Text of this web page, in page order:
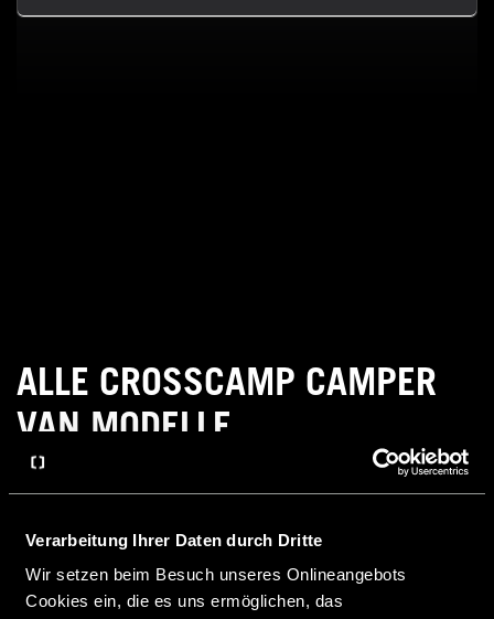
Verarbeitung Ihrer Daten durch Dritte
Wir setzen beim Besuch unseres Onlineangebots
Cookies ein, die es uns ermöglichen, das
ALLE CROSSCAMP CAMPER
VAN MODELLE